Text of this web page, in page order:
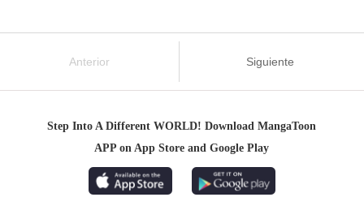
Anterior Siguiente
Step Into A Different WORLD! Download MangaToon
APP on App Store and Google Play